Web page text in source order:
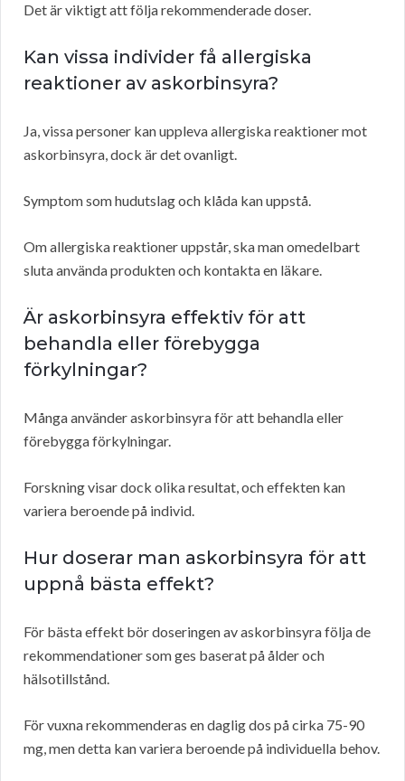
Det är viktigt att följa rekommenderade doser.
Kan vissa individer få allergiska
reaktioner av askorbinsyra?
Ja, vissa personer kan uppleva allergiska reaktioner mot
askorbinsyra, dock är det ovanligt.
Symptom som hudutslag och klåda kan uppstå.
Om allergiska reaktioner uppstår, ska man omedelbart
sluta använda produkten och kontakta en läkare.
Är askorbinsyra effektiv för att
behandla eller förebygga
förkylningar?
Många använder askorbinsyra för att behandla eller
förebygga förkylningar.
Forskning visar dock olika resultat, och effekten kan
variera beroende på individ.
Hur doserar man askorbinsyra för att
uppnå bästa effekt?
För bästa effekt bör doseringen av askorbinsyra följa de
rekommendationer som ges baserat på ålder och
hälsotillstånd.
För vuxna rekommenderas en daglig dos på cirka 75-90
mg, men detta kan variera beroende på individuella behov.